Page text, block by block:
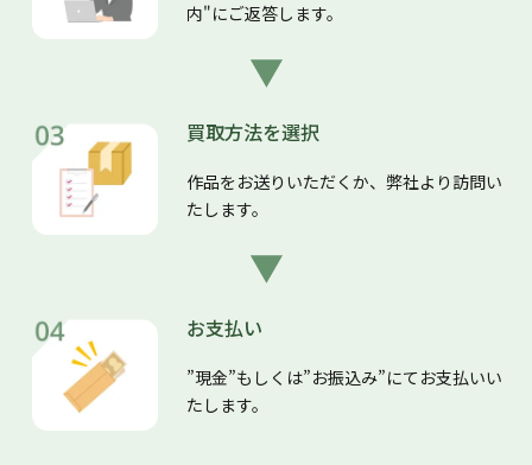
内"にご返答します。
買取方法を選択
作品をお送りいただくか、弊社より訪問い
たします。
お支払い
”現金”もしくは”お振込み”にてお支払いい
たします。